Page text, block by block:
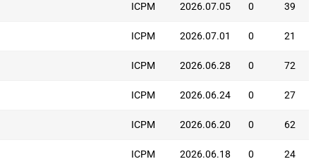
ICPM 2026.07.05 0 39
ICPM 2026.07.01 0 21
ICPM 2026.06.28 0 72
ICPM 2026.06.24 0 27
ICPM 2026.06.20 0 62
ICPM 2026.06.18 0 24